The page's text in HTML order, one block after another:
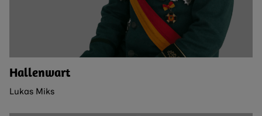
Hallenwart
Lukas Miks